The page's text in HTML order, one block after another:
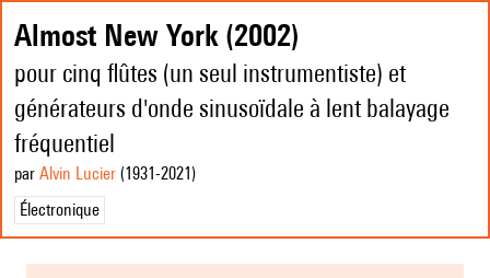
Almost New York (2002)
pour cinq flûtes (un seul instrumentiste) et
générateurs d'onde sinusoïdale à lent balayage
fréquentiel
par Alvin Lucier (1931-2021 )
Électronique